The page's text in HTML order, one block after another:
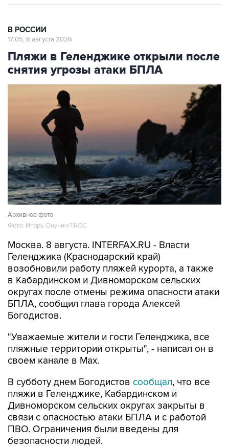
В РОССИИ
17:05, 8 августа 2026
Пляжи в Геленджике открыли после
снятия угрозы атаки БПЛА
Архивное фото
Фото: Игорь Онучин/ТАСС
Москва. 8 августа. INTERFAX.RU - Власти
Геленджика (Краснодарский край)
возобновили работу пляжей курорта, а также
в Кабардинском и Дивноморском сельских
округах после отмены режима опасности атаки
БПЛА, сообщил глава города Алексей
Богодистов.
"Уважаемые жители и гости Геленджика, все
пляжные территории открыты", - написал он в
своем канале в Max.
В субботу днем Богодистов сообщал, что все
пляжи в Геленджике, Кабардинском и
Дивноморском сельских округах закрыты в
связи с опасностью атаки БПЛА и с работой
ПВО. Ограничения были введены для
безопасности людей.